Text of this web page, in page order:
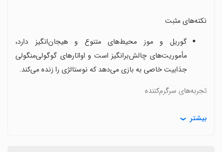
نکته‌های مثبت
گوریل و موز محیط‌های متنوع و هیجان‌انگیز دارد،
مأموریت‌های چالش‌برانگیز است و اواتارهای گوگولی‌منگولی
جذابیت خاصی به بازی می‌دهد که نوستالژی را زنده می‌کند.
تجربه‌های سرگرم‌کننده
بیشتر